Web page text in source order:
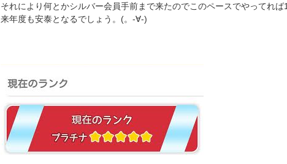
それにより何とかシルバー会員手前まで来たのでこのペースでやってれば
来年度も安泰となるでしょう。(。-∀-)